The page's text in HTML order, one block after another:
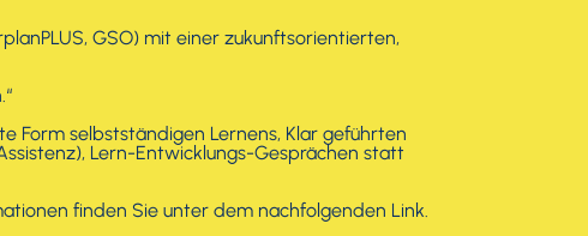
GSO) mit einer zukunftsorientierten,
Form selbstständigen Lernens, Klar geführten
Lern-Entwicklungs-Gesprächen statt
finden Sie unter dem nachfolgenden Link.